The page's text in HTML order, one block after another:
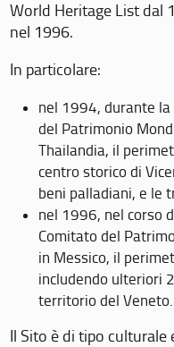
World Heritage List dal
nel 1996.
In particolare:
nel 1994, durante
del Patrimonio
Thailandia, il
centro storico di
beni palladiani, e le
nel 1996, nel corso
Comitato del
in Messico, il
includendo ulteriori
territorio del Veneto.
Il Sito è di tipo culturale